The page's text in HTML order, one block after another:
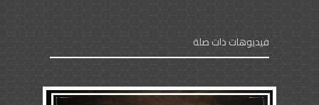
فيديوهات ذات صلة